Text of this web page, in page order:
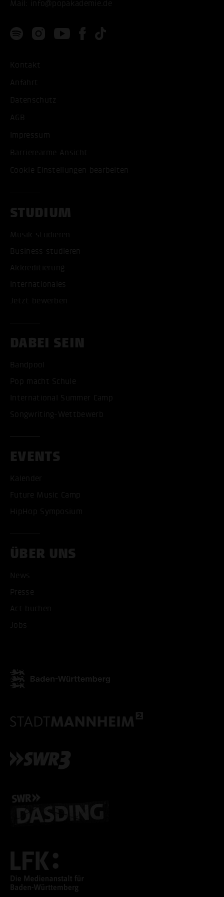
Mail:
info@popakademie.de
Kontakt
Anfahrt
Datenschutz
AGB
Impressum
Barrierearme Ansicht
Cookie Einstellungen bearbeiten
STUDIUM
Musik studieren
Business studieren
Akkreditierung
Internationales
Jetzt bewerben
DABEI SEIN
Bandpool
Pop macht Schule
International Summer Camp
Songwriting-Wettbewerb
EVENTS
Kalender
Future Music Camp
HipHop Symposium
ÜBER UNS
News
Presse
Act buchen
Jobs